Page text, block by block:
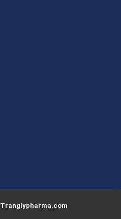
Tranglypharma.com